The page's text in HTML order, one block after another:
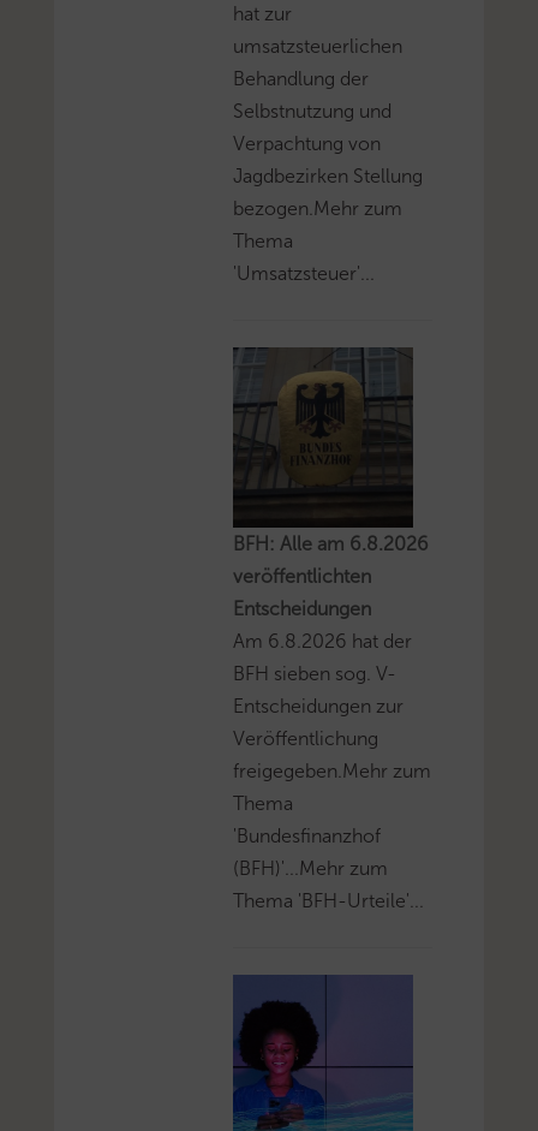
hat zur
umsatzsteuerlichen
Behandlung der
Selbstnutzung und
Verpachtung von
Jagdbezirken Stellung
bezogen.Mehr zum
Thema
'Umsatzsteuer'...
BFH: Alle am 6.8.2026
veröffentlichten
Entscheidungen
Am 6.8.2026 hat der
BFH sieben sog. V-
Entscheidungen zur
Veröffentlichung
freigegeben.Mehr zum
Thema
'Bundesfinanzhof
(BFH)'...Mehr zum
Thema 'BFH-Urteile'...